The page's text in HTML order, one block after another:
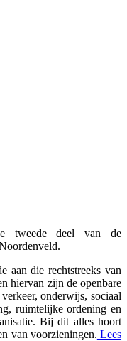
tweede deel van de
aan die rechtstreeks van
hiervan zijn de openbare
onderwijs, sociaal
ruimtelijke ordening en
Bij dit alles hoort
van voorzieningen. Lees